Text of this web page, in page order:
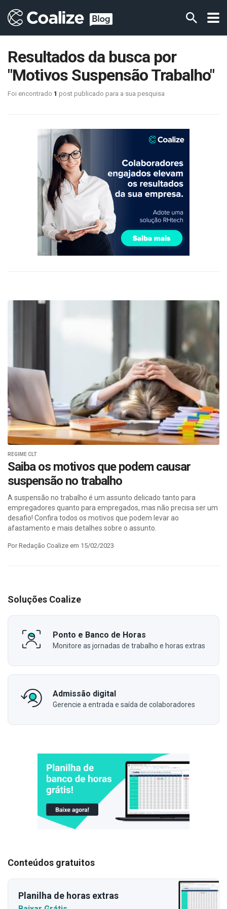
Resultados da busca por
"Motivos Suspensão Trabalho"
Foi encontrado 1 post publicado para a sua pesquisa
REGIME CLT
Saiba os motivos que podem causar
suspensão no trabalho
A suspensão no trabalho é um assunto delicado tanto para
empregadores quanto para empregados, mas não precisa ser um
desafio! Confira todos os motivos que podem levar ao
afastamento e mais detalhes sobre o assunto.
Por Redação Coalize em 15/02/2023
Soluções Coalize
Ponto e Banco de Horas
Monitore as jornadas de trabalho e horas extras
Admissão digital
Gerencie a entrada e saída de colaboradores
Conteúdos gratuitos
Planilha de horas extras